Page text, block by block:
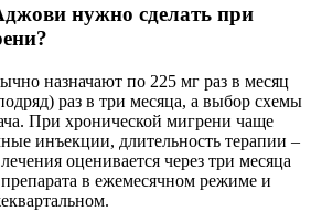
нужно сделать при
назначают по 225 мг раз в месяц
раз в три месяца, а выбор схемы
При хронической мигрени чаще
инъекции, длительность терапии –
оценивается через три месяца
в ежемесячном режиме и